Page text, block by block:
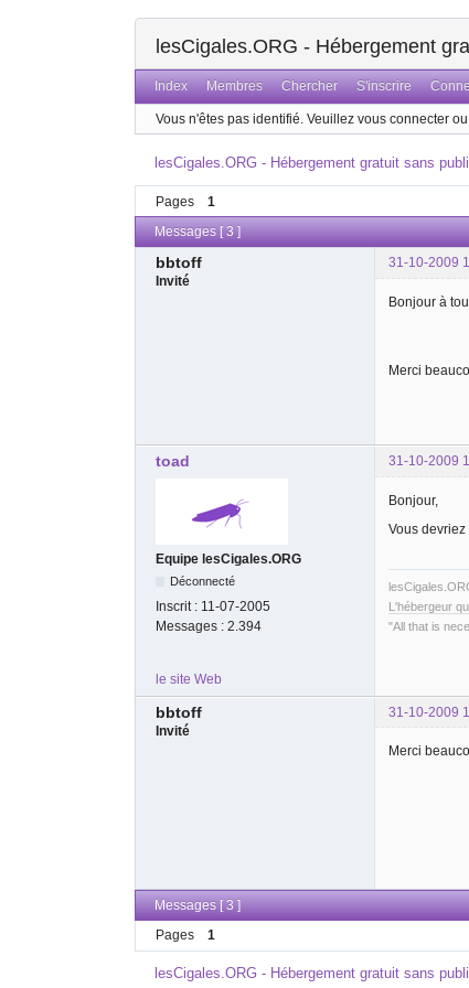
lesCigales.ORG - Hébergement
Index Membres Chercher S'inscrire
Vous n'êtes pas identifié. Veuillez vous connecter ou
lesCigales.ORG - Hébergement gratuit sans
Pages 1
Messages [ 3 ]
bbtoff
31-10-2009
Invité
Bonjour à
Merci
toad 31-10-2009
Equipe lesCigales.ORG
Déconnecté
Inscrit : 11-07-2005
Messages : 2.394
Bonjour,
Vous
L'hébergeur
"All that is
le site Web
bbtoff
31-10-2009
Invité
Merci
Messages [ 3 ]
Pages
1
lesCigales.ORG - Hébergement gratuit sans